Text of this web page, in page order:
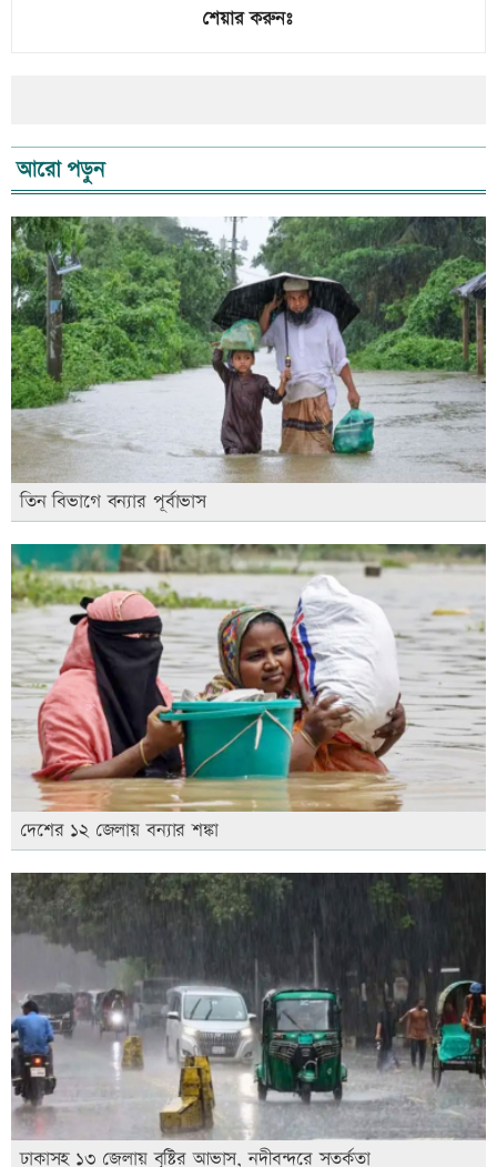
শেয়ার করুনঃ
আরো পড়ুন
তিন বিভাগে বন্যার পূর্বাভাস
দেশের ১২ জেলায় বন্যার শঙ্কা
ঢাকাসহ ১৩ জেলায় বৃষ্টির আভাস, নদীবন্দরে সতর্কতা